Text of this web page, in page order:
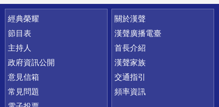
快速連結
經典榮耀
節目表
主持人
政府資訊公開
意見信箱
常見問題
關於漢聲
漢聲廣播電臺
首長介紹
漢聲家族
交通指引
頻率資訊